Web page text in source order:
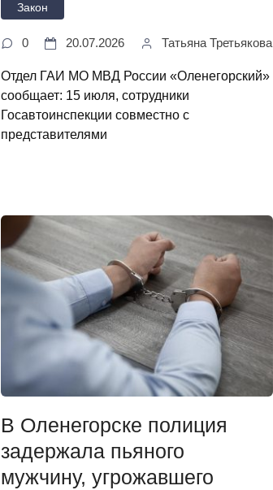
Закон
0 20.07.2026 Татьяна Третьякова
Отдел ГАИ МО МВД России «Оленегорский»
сообщает: 15 июля, сотрудники
Госавтоинспекции совместно с
представителями
В Оленегорске полиция
задержала пьяного
мужчину, угрожавшего